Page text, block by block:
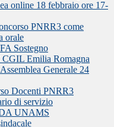
online 18 febbraio ore 17-
PNRR3 come
orale
Sostegno
CGIL Emilia Romagna
Generale 24
Docenti PNRR3
di servizio
UNAMS